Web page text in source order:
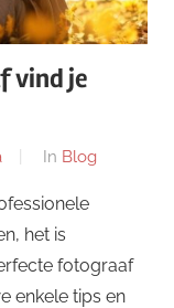
vind je
In Blog
het is
fotograaf
enkele tips en